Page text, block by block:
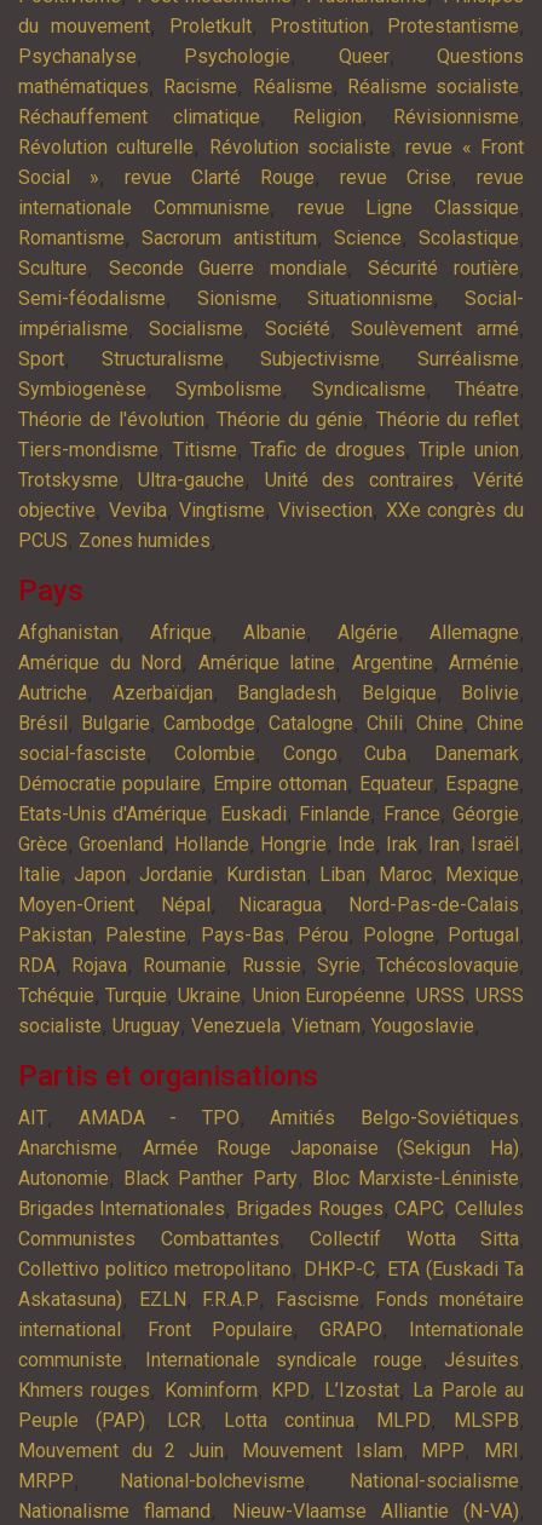
du mouvement, Proletkult, Prostitution, Protestantisme,
Psychanalyse, Psychologie, Queer,Questions
mathématiques, Racisme, Réalisme, Réalisme socialiste,
Réchauffement climatique, Religion, Révisionnisme,
Révolution culturelle, Révolution socialiste,revue « Front
Social », revue Clarté Rouge, revue Crise, revue
internationale Communisme, revue Ligne Classique,
Romantisme,Sacrorum antistitum, Science, Scolastique,
Sculture, Seconde Guerre mondiale,Sécurité routière,
Semi-féodalisme, Sionisme,Situationnisme,Social-
impérialisme,Socialisme, Société, Soulèvement armé,
Sport, Structuralisme,Subjectivisme,Surréalisme,
Symbiogenèse,Symbolisme, Syndicalisme,Théatre,
Théorie de l'évolution,Théorie du génie, Théorie du reflet,
Tiers-mondisme, Titisme,Trafic de drogues,Triple union,
Trotskysme,Ultra-gauche, Unité des contraires,Vérité
objective, Veviba,Vingtisme,Vivisection, XXe congrès du
PCUS, Zones humides,
Pays
Afghanistan, Afrique, Albanie, Algérie, Allemagne,
Amérique du Nord , Amérique latine, Argentine, Arménie,
Autriche, Azerbaïdjan, Bangladesh, Belgique, Bolivie,
Brésil , Bulgarie, Cambodge, Catalogne, Chili, Chine, Chine
social-fasciste, Colombie, Congo,Cuba, Danemark,
Démocratie populaire, Empire ottoman, Equateur, Espagne,
Etats-Unis d'Amérique, Euskadi, Finlande, France,Géorgie,
Grèce, Groenland , Hollande, Hongrie, Inde, Irak, Iran, Israël ,
Italie, Japon, Jordanie, Kurdistan, Liban, Maroc, Mexique,
Moyen-Orient, Népal , Nicaragua, Nord-Pas-de-Calais,
Pakistan, Palestine, Pays-Bas, Pérou, Pologne, Portugal ,
RDA, Rojava, Roumanie, Russie, Syrie, Tchécoslovaquie,
Tchéquie,Turquie,Ukraine, Union Européenne, URSS,URSS
socialiste, Uruguay, Venezuela, Vietnam, Yougoslavie,
Partis et organisations
AIT, AMADA - TPO,Amitiés Belgo-Soviétiques,
Anarchisme, Armée Rouge Japonaise (Sekigun Ha),
Autonomie, Black Panther Party, Bloc Marxiste-Léniniste,
Brigades Internationales, Brigades Rouges, CAPC,Cellules
Communistes Combattantes, Collectif Wotta Sitta,
Collettivo politico metropolitano, DHKP-C, ETA (Euskadi Ta
Askatasuna), EZLN , F.R.A.P, Fascisme,
Fonds monétaire
international , Front Populaire, GRAPO,
Internationale
communiste, Internationale syndicale rouge, Jésuites,
Khmers rouges, Kominform, KPD, L’Izostat, La Parole au
Peuple (PAP), LCR, Lotta continua, MLPD, MLSPB,
Mouvement du 2 Juin, Mouvement Islam, MPP, MRI ,
MRPP, National-bolchevisme, National-socialisme,
Nationalisme flamand , Nieuw-Vlaamse Alliantie (N-VA),